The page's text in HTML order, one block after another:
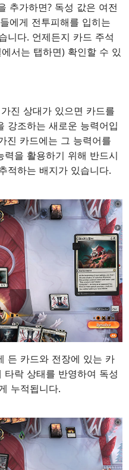
추가하면? 독성 값은 여전
에게 전투피해를 입히는
니다. 언제든지 카드 주석
서는 탭하면) 확인할 수 있
진 상대가 있으면 카드를
강조하는 새로운 능력어입
진 카드에는 그 능력어를
을 활용하기 위해 반드시
적하는 배지가 있습니다.
든 카드와 전장에 있는 카
락 상태를 반영하여 독성
누적됩니다.